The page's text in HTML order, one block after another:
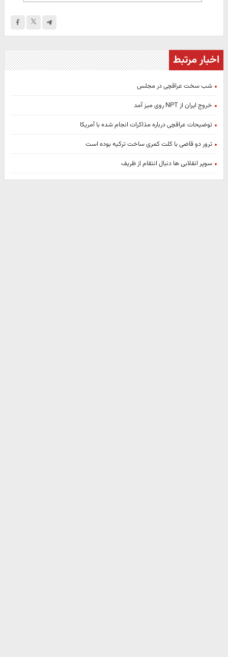
اخبار مرتبط
شب سخت عراقچی در مجلس
خروج ایران از NPT روی میز آمد
توضیحات عراقچی درباره مذاکرات انجام شده با آمریکا
ترور دو قاضی با کلت کمری ساخت ترکیه بوده است
سوپر انقلابی ها دنبال انتقام از ظریف